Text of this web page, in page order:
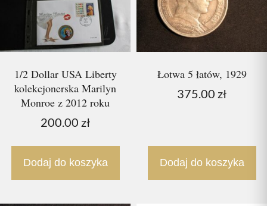
1/2 Dollar USA Liberty
kolekcjonerska Marilyn
Monroe z 2012 roku
200.00 zł
Dodaj do koszyka
Łotwa 5 łatów, 1929
375.00 zł
Dodaj do koszyka